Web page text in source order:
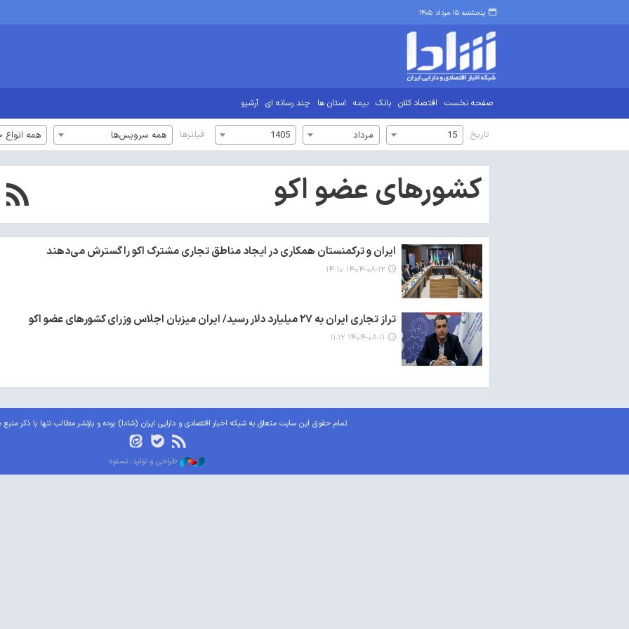
پنجشنبه ۱۵ مرداد ۱۴۰۵
صفحه نخست اقتصاد کلان بانک بیمه استان ها چند رسانه ای آرشیو
تاریخ 15 مرداد 1405 فیلترها همه سرویس‌ها همه انواع
کشورهای عضو اکو
ایران و ترکمنستان همکاری در ایجاد مناطق تجاری مشترک اکو را گسترش می‌دهند
۱۴۰۴-۰۸-۱۲ ۱۴:۱۰
تراز تجاری ایران به ۲۷ میلیارد دلار رسید/ ایران میزبان اجلاس وزرای کشورهای عضو اکو
۱۴۰۴-۰۸-۱۱ ۱۱:۱۲
تمام حقوق این سایت متعلق به شبکه اخبار اقتصادی و دارایی ایران (شادا) بوده و بازنشر مطالب تنها با ذکر
طراحی و تولید: نستوه